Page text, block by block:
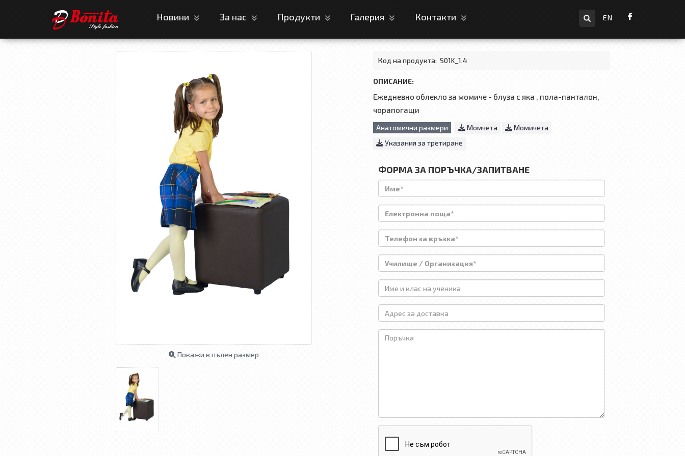
Новини За нас Продукти Галерия Контакти
EN
Покажи в пълен размер
Код на продукта: S01K_1.4
ОПИСАНИЕ:
Ежедневно облекло за момиче - блуза с яка , пола-панталон,
чорапогащи
Анатомични размери Момчета
Момичета
Указания за третиране
ФОРМА ЗА ПОРЪЧКА/ЗАПИТВАНЕ